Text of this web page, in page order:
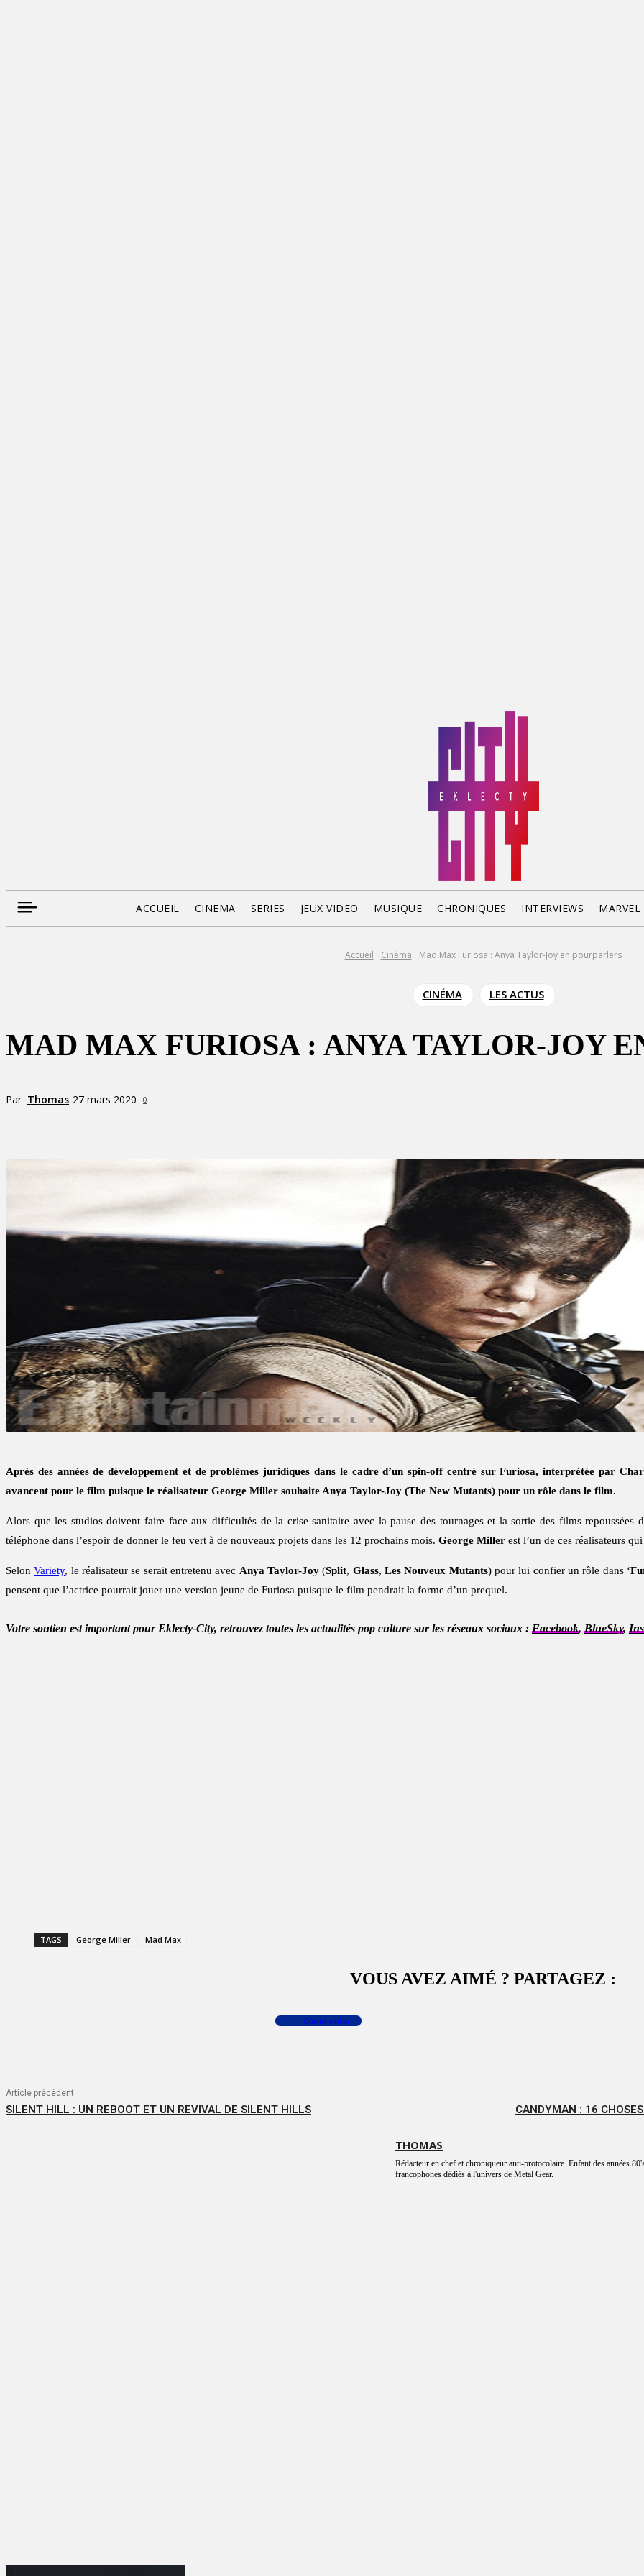
ACCUEIL CINEMA SERIES JEUX VIDEO MUSIQUE CHRONIQUES INTERVIEWS
Accueil Cinéma Mad Max Furiosa : Anya Taylor-Joy en pourparlers
CINÉMA LES ACTUS
MAD MAX FURIOSA : ANYA TAYLOR-JOY
Par Thomas 27 mars 2020 0
Après des années de développement et de problèmes juridiques dans le cadre d’un spin-off centré sur Furiosa, interprétée par
avancent pour le film puisque le réalisateur George Miller souhaite Anya Taylor-Joy (The New Mutants) pour un rôle dans le film.
Alors que les studios doivent faire face aux difficultés de la crise sanitaire avec la pause des tournages et la sortie des films repoussées
téléphone dans l’espoir de donner le feu vert à de nouveaux projets dans les 12 prochains mois. George Miller est l’un de ces réalisateurs
SelonVariety, le réalisateur se serait entretenu avec Anya Taylor-Joy (Split, Glass,Les Nouveux Mutants) pour lui confier un rôle dans ‘
pensent que l’actrice pourrait jouer une version jeune de Furiosa puisque le film pendrait la forme d’un prequel.
Votre soutien est important pour Eklecty-City, retrouvez toutes les actualités pop culture sur les réseaux sociaux : Facebook, BlueSky,
TAGS George Miller Mad Max
VOUS AVEZ AIMÉ ? PARTAGEZ :
Commenter
Article précédent
SILENT HILL : UN REBOOT ET UN REVIVAL DE SILENT HILLS CANDYMAN : 16
THOMAS
Rédacteur en chef et chroniqueur anti-protocolaire. Enfant des années
francophones dédiés à l'univers de Metal Gear.